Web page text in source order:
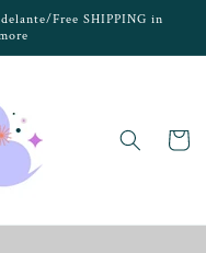
Free SHIPPING in
Carrito